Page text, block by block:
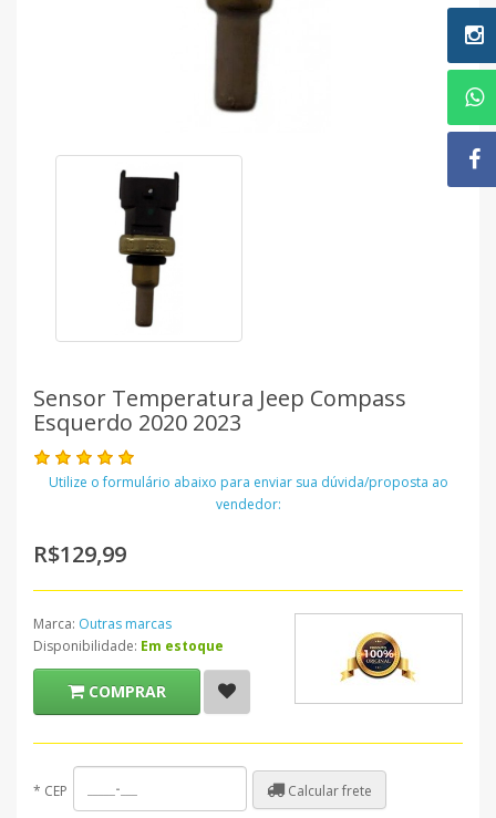
Sensor Temperatura Jeep Compass
Esquerdo 2020 2023
Utilize o formulário abaixo para enviar sua dúvida/proposta ao
vendedor:
R$129,99
Marca: Outras marcas
Disponibilidade: Em estoque
COMPRAR
* CEP Calcular frete